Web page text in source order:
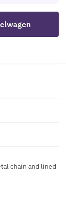
chain and lined